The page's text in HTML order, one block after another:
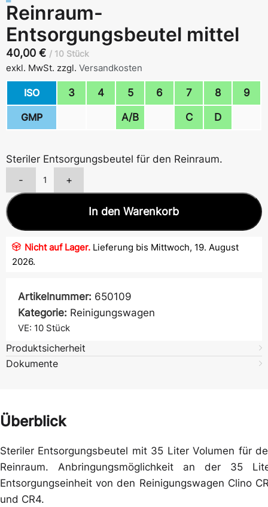
Reinraum-
Entsorgungsbeutel mittel
40,00 € 10 Stück
exkl. MwSt. zzgl. Versandkosten
ISO 3 4 5 6 7 8 9
GMP A/B C D
Steriler Entsorgungsbeutel für den Reinraum.
-
+
In den Warenkorb
Nicht auf Lager. Lieferung bis Mittwoch, 19. August
2026.
Artikelnummer: 650109
Kategorie: Reinigungswagen
VE: 10 Stück
Produktsicherheit
Dokumente
Überblick
Steriler Entsorgungsbeutel mit 35 Liter Volumen für
Reinraum. Anbringungsmöglichkeit an der 35
Entsorgungseinheit von den Reinigungswagen Clino
und CR4.